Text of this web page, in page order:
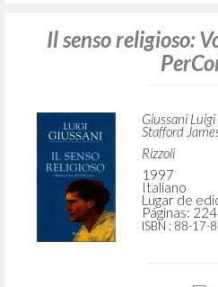
Il senso religioso:
Giussani
Stafford
Rizzoli
1997
Italiano
Lugar de
Páginas: 224
ISBN : 88-17-